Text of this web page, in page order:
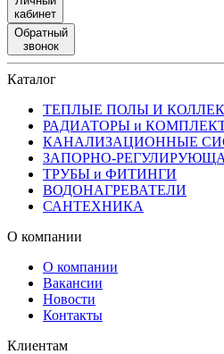
кабинет
Обратный
звонок
Каталог
ТЕПЛЫЕ ПОЛЫ И
РАДИАТОРЫ и
КАНАЛИЗАЦИОННЫЕ
ЗАПОРНО-
ТРУБЫ и ФИТИНГИ
ВОДОНАГРЕВАТЕЛИ
САНТЕХНИКА
О компании
О компании
Вакансии
Новости
Контакты
Клиентам